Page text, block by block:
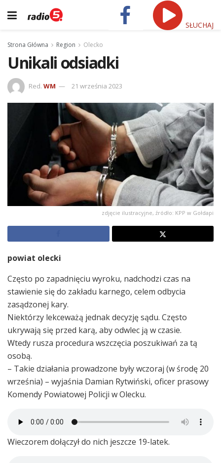
SŁUCHAJ
Strona Główna Region Olecko
Unikali odsiadki
Red. WM 21 września 2023
zdjęcie ilustracyjne, źródło: KPP w Gołdapi
powiat olecki
Często po zapadnięciu wyroku, nadchodzi czas na
stawienie się do zakładu karnego, celem odbycia
zasądzonej kary.
Niektórzy lekceważą jednak decyzję sądu. Często
ukrywają się przed karą, aby odwlec ją w czasie.
Wtedy rusza procedura wszczęcia poszukiwań za tą
osobą.
– Takie działania prowadzone były wczoraj (w środę 20
września) – wyjaśnia Damian Rytwiński, oficer prasowy
Komendy Powiatowej Policji w Olecku.
Wieczorem dołączył do nich jeszcze 19-latek.